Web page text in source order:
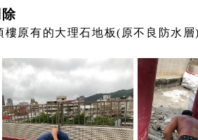
原有的大理石地板(原不良防水層)